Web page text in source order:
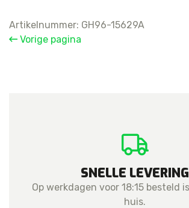
Artikelnummer: GH96-15629A
Vorige pagina
SNELLE LEVERING
Op werkdagen voor 18:15 besteld
huis.